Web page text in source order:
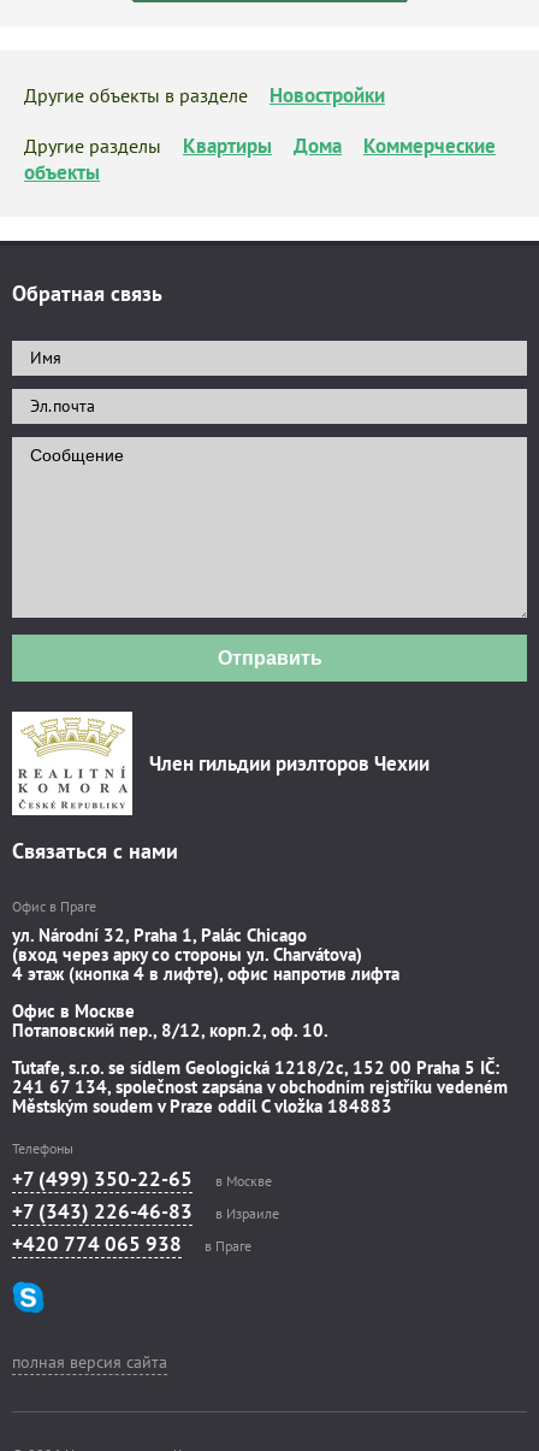
Другие объекты в разделе Новостройки
Другие разделы Квартиры Дома
Коммерческие
объекты
Обратная связь
Отправить
Член гильдии риэлторов Чехии
Связаться с нами
Офис в Праге
ул. Národní 32, Praha 1, Palác Chicago
(вход через арку со стороны ул. Charvátova)
4 этаж (кнопка 4 в лифте), офис напротив лифта
Офис в Москве
Потаповский пер., 8/12, корп.2, оф. 10.
Tutafe, s.r.o. se sídlem Geologická 1218/2c, 152 00 Praha 5 IČ:
241 67 134, společnost zapsána v obchodním rejstříku vedeném
Městským soudem v Praze oddíl C vložka 184883
Телефоны
+7 (499) 350-22-65 в Москве
+7 (343) 226-46-83 в Израиле
+420 774 065 938 в Праге
полная версия сайта